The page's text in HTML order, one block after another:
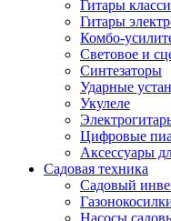
Гитары
Гитары
Комбо-
Световое и
Синтезаторы
Ударные
Укулеле
Цифровые
Аксессуары
Садовая техника
Садовый
Насосы